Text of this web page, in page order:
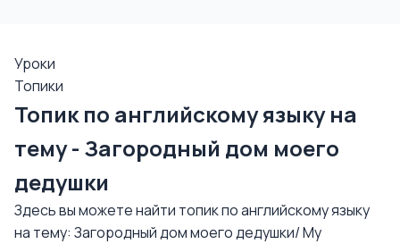
Уроки
Топики
Топик по английскому языку на
тему - Загородный дом моего
дедушки
Здесь вы можете найти топик по английскому языку
на тему: Загородный дом моего дедушки/ My